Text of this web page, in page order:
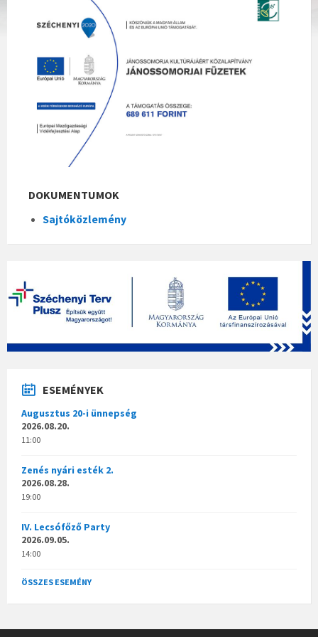
DOKUMENTUMOK
Sajtóközlemény
ESEMÉNYEK
Augusztus 20-i ünnepség
2026.08.20.
11:00
Zenés nyári esték 2.
2026.08.28.
19:00
IV. Lecsófőző Party
2026.09.05.
14:00
ÖSSZES ESEMÉNY